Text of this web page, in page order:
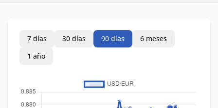
7 días 30 días 90 días
6 meses
1 año